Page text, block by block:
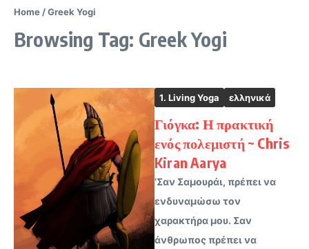
Home /Greek Yogi
Browsing Tag: Greek Yogi
1. Living Yoga ελληνικά
Γιόγκα: Η πρακτική
ενός πολεμιστή ~ Chris
Kiran Aarya
‘Σαν Σαμουράι, πρέπει να
ενδυναμώσω τον
χαρακτήρα μου. Σαν
άνθρωπος πρέπει να